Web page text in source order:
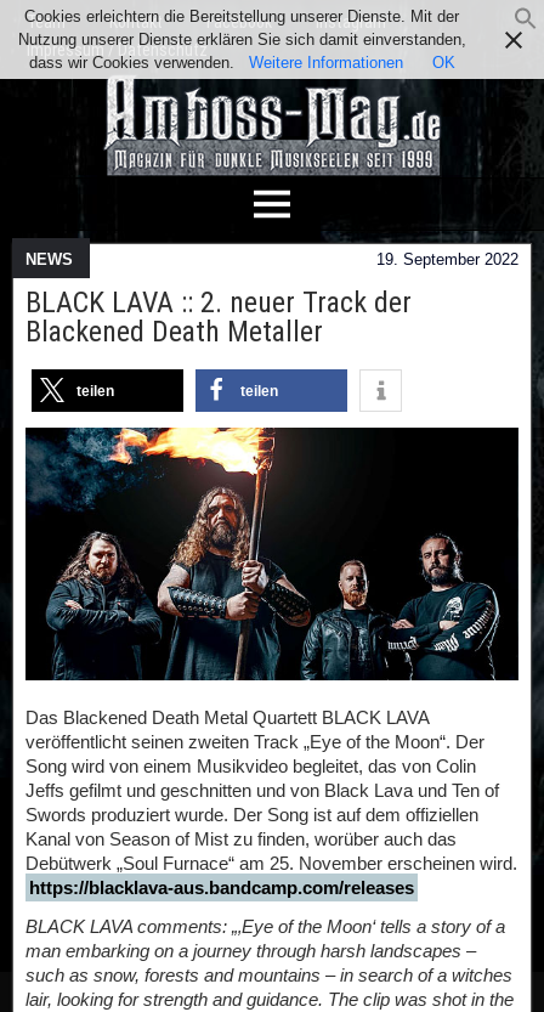
Team Kontakt Facebook
Instagram
Impressum / Datenschutz
NEWS 19. September 2022
BLACK LAVA :: 2. neuer Track der
Blackened Death Metaller
teilen teilen
Das Blackened Death Metal Quartett BLACK LAVA
veröffentlicht seinen zweiten Track „Eye of the Moon“. Der
Song wird von einem Musikvideo begleitet, das von Colin
Jeffs gefilmt und geschnitten und von Black Lava und Ten of
Swords produziert wurde. Der Song ist auf dem offiziellen
Kanal von Season of Mist zu finden, worüber auch das
Debütwerk „Soul Furnace“ am 25. November erscheinen wird.
https://blacklava-aus.bandcamp.com/releases
BLACK LAVA comments: „‚Eye of the Moon‘ tells a story of a
man embarking on a journey through harsh landscapes –
such as snow, forests and mountains – in search of a witches
lair, looking for strength and guidance. The clip was shot in the
Cookies erleichtern die Bereitstellung unserer Dienste. Mit der
Nutzung unserer Dienste erklären Sie sich damit einverstanden,
dass wir Cookies verwenden.
Weitere Informationen OK